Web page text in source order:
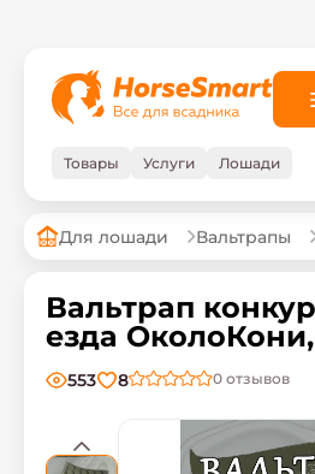
Товары Услуги Лошади
Для лошади Вальтрапы
Вальтрап
езда ОколоКони,
553 8 0 отзывов